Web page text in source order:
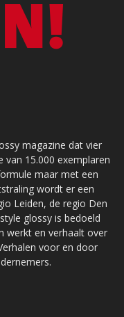
magazine dat vier
15.000 exemplaren
maar met een
wordt er een
Leiden, de regio Den
glossy is bedoeld
werkt en verhaalt over
voor en door